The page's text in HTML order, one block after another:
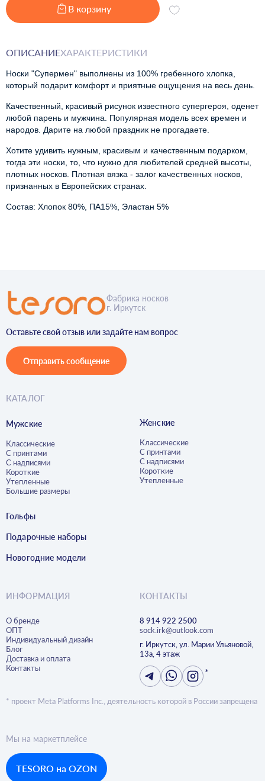
В корзину
ОПИСАНИЕХАРАКТЕРИСТИКИ
Носки "Супермен" выполнены из 100% гребенного хлопка,
который подарит комфорт и приятные ощущения на весь день.
Качественный, красивый рисунок известного супергероя, оденет
любой парень и мужчина. Популярная модель всех времен и
народов. Дарите на любой праздник не прогадаете.
Хотите удивить нужным, красивым и качественным подарком,
тогда эти носки, то, что нужно для любителей средней высоты,
плотных носков. Плотная вязка - залог качественных носков,
признанных в Европейских странах.
Состав: Хлопок 80%, ПА15%, Эластан 5%
Фабрика носков
г. Иркутск
Оставьте свой отзыв или задайте нам вопрос
Отправить сообщение
КАТАЛОГ
Мужские
Классические
С принтами
С надписями
Короткие
Утепленные
Большие размеры
Женские
Классические
С принтами
С надписями
Короткие
Утепленные
Гольфы
Подарочные наборы
Новогодние модели
ИНФОРМАЦИЯ
О бренде
ОПТ
Индивидуальный дизайн
Блог
Доставка и оплата
Контакты
КОНТАКТЫ
8 914 922 2500
sock.irk@outlook.com
г. Иркутск, ул. Марии Ульяновой,
13а, 4 этаж
*
* проект Meta Platforms Inc., деятельность которой в России запрещена
Мы на маркетплейсе
TESORO на OZON